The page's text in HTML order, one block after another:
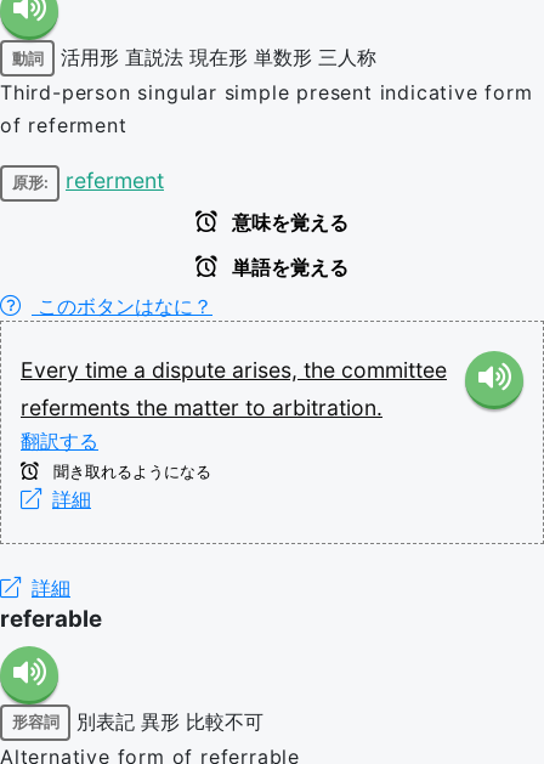
動詞 活用形 直説法 現在形 単数形 三人称
Third-person singular simple present indicative form
of referment
原形: referment
意味を覚える
単語を覚える
このボタンはなに？
Every time a dispute arises, the committee
referments the matter to arbitration.
翻訳する
聞き取れるようになる
詳細
詳細
referable
形容詞 別表記 異形 比較不可
Alternative form of referrable